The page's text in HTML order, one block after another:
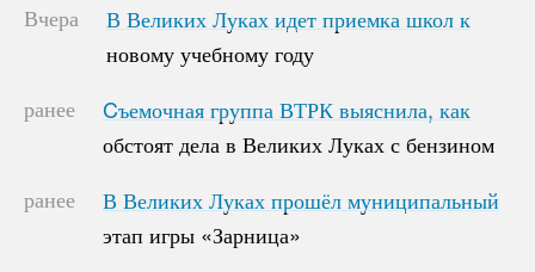
Вчера
В Великих Луках идет приемка школ к
новому учебному году
В Великих Луках идет приемка школ к
новому учебному году
ранее
Cъемочная группа ВТРК выяснила, как
обстоят дела в Великих Луках с бензином
Cъемочная группа ВТРК выяснила, как
обстоят дела в Великих Луках с бензином
ранее
В Великих Луках прошёл муниципальный
этап игры «Зарница»
В Великих Луках прошёл муниципальный
этап игры «Зарница»